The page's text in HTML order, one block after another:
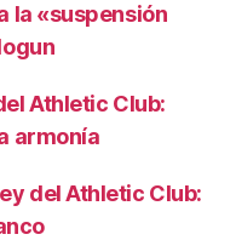
la «suspensión
Athletic Club:
armonía
del Athletic Club: